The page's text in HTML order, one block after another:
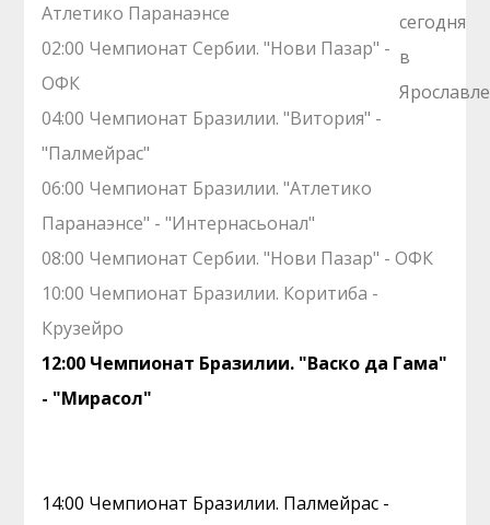
Атлетико Паранаэнсе
02:00 Чемпионат Сербии. "Нови Пазар" -
ОФК
04:00 Чемпионат Бразилии. "Витория" -
"Палмейрас"
06:00 Чемпионат Бразилии. "Атлетико
Паранаэнсе" - "Интернасьонал"
08:00 Чемпионат Сербии. "Нови Пазар" - ОФК
10:00 Чемпионат Бразилии. Коритиба -
Крузейро
12:00 Чемпионат Бразилии. "Васко да Гама"
- "Мирасол"
14:00 Чемпионат Бразилии. Палмейрас -